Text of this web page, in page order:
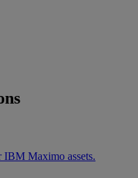
Maximo assets.